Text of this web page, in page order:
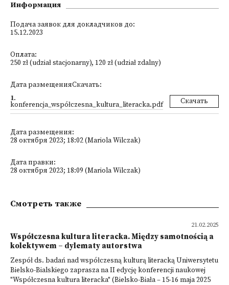
Информация
Подача заявок для докладчиков до:
15.12.2023
Оплата:
250 zł (udział stacjonarny), 120 zł (udział zdalny)
Дата размещенияСкачать:
1.
konferencja_współczesna_kultura_literacka.pdf Скачать
Дата размещения:
28 октября 2023; 18:02 (Mariola Wilczak)
Дата правки:
28 октября 2023; 18:09 (Mariola Wilczak)
Смотреть также
21.02.2025
Współczesna kultura literacka. Między samotnością a
kolektywem – dylematy autorstwa
Zespół ds. badań nad współczesną kulturą literacką Uniwersytetu
Bielsko-Bialskiego zaprasza na II edycję konferencji naukowej
"Współczesna kultura literacka" (Bielsko-Biała – 15-16 maja 2025